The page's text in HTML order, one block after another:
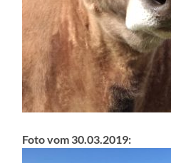
Foto vom 30.03.2019: